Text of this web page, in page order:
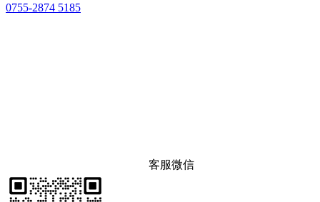
0755-2874 5185
客服微信